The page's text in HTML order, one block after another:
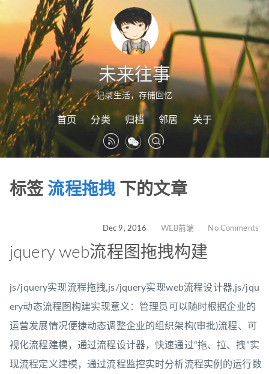
未来往事
记录生活，存储回忆
首页 分类 归档 邻居 关于
标签 流程拖拽下的文章
Dec 9, 2016 WEB前端 No Comments
jquery web流程图拖拽构建
js/jquery实现流程拖拽,js/jquery实现web流程设计器,js/jqu
ery动态流程图构建实现意义：管理员可以随时根据企业的
运营发展情况便捷动态调整企业的组织架构(审批)流程、可
视化流程建模，通过流程设计器，快速通过“拖、拉、拽”实
现流程定义建模，通过流程监控实时分析流程实例的运行数